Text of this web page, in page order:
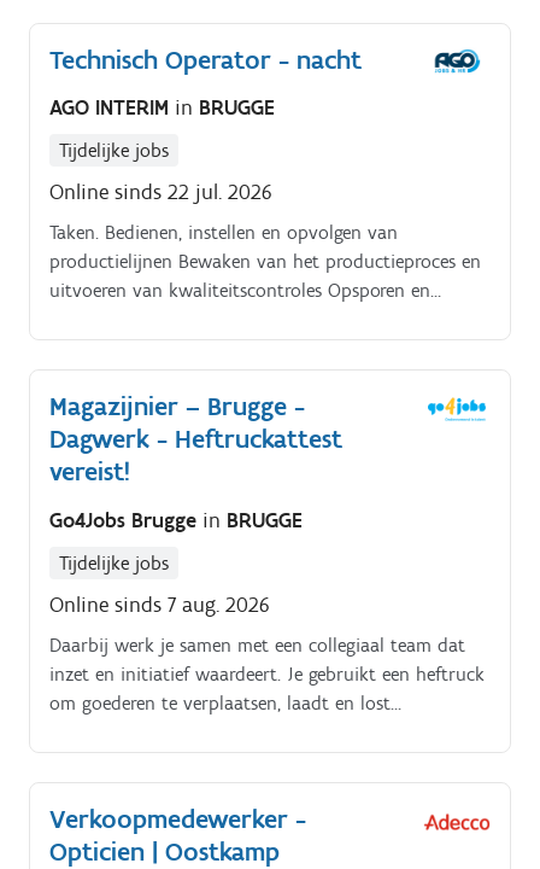
rapporteren van de voortgang aan de rijschool.
Technisch Operator - nacht
AGO INTERIM in BRUGGE
Tijdelijke jobs
Online sinds 22 jul. 2026
Taken. Bedienen, instellen en opvolgen van
productielijnen Bewaken van het productieproces en
uitvoeren van kwaliteitscontroles Opsporen en
technische dienst Uitvoeren van eerstelijnsonderhoud
aan machines Instellen en bijregelen van
machineparameters Correct registreren van
productiegegevens en incidenten Werken volgens de
Magazijnier – Brugge -
Dagwerk - Heftruckattest
vereist!
Go4Jobs Brugge in BRUGGE
Tijdelijke jobs
Online sinds 7 aug. 2026
Daarbij werk je samen met een collegiaal team dat
inzet en initiatief waardeert. Je gebruikt een heftruck
om goederen te verplaatsen, laadt en lost
Verkoopmedewerker -
Opticien | Oostkamp